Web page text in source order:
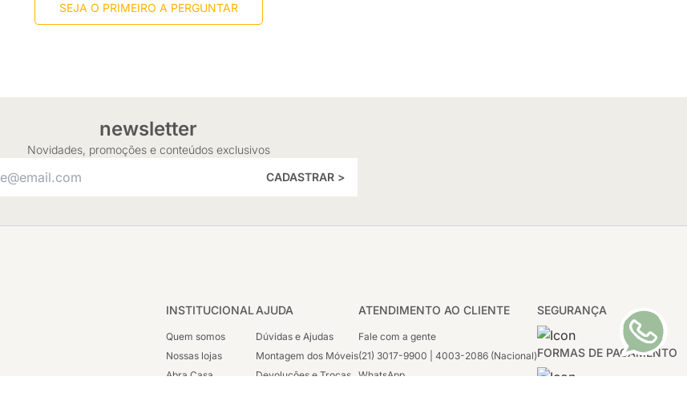
SEJA O PRIMEIRO A PERGUNTAR
newsletter
Novidades, promoções e conteúdos exclusivos
CADASTRAR >
INSTITUCIONAL
Quem somos
Nossas lojas
Abra Casa
AJUDA
Dúvidas e Ajudas
Montagem dos Móveis
Devoluções e Trocas
SEGURANÇA
FORMAS DE PAGAMENTO
ATENDIMENTO AO CLIENTE
Fale com a gente
(21) 3017-9900 | 4003-2086 (Nacional)
WhatsApp